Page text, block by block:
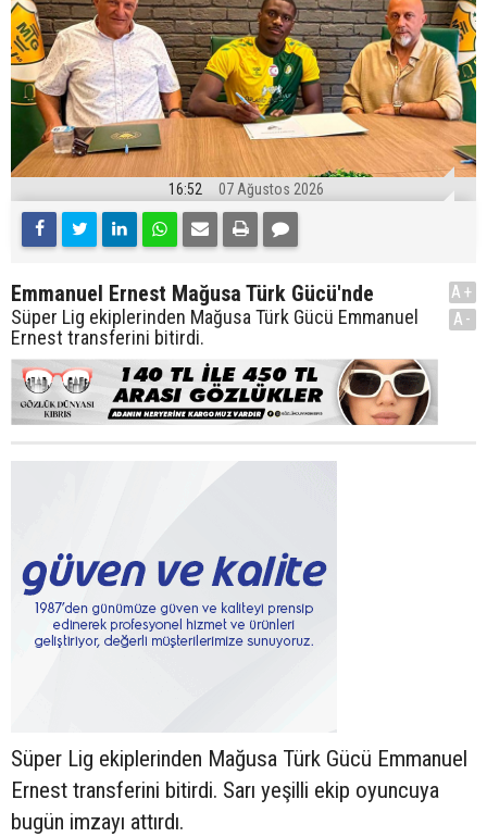
16:52 07 Ağustos 2026
Emmanuel Ernest Mağusa Türk Gücü'nde
Süper Lig ekiplerinden Mağusa Türk Gücü Emmanuel
Ernest transferini bitirdi.
A+
A-
Süper Lig ekiplerinden Mağusa Türk Gücü Emmanuel
Ernest transferini bitirdi. Sarı yeşilli ekip oyuncuya
bugün imzayı attırdı.